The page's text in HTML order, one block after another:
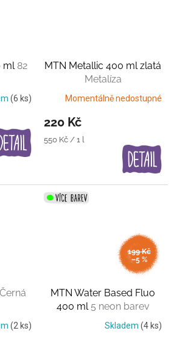
ml 82
(6 ks)
MTN Metallic 400 ml zlatá
Metalíza
Momentálně nedostupné
220 Kč
Měrná
550 Kč / 1 l
Černá
(2 ks)
199 Kč
–5 %
MTN Water Based Fluo
400 ml 5 neon barev
Skladem (4 ks)